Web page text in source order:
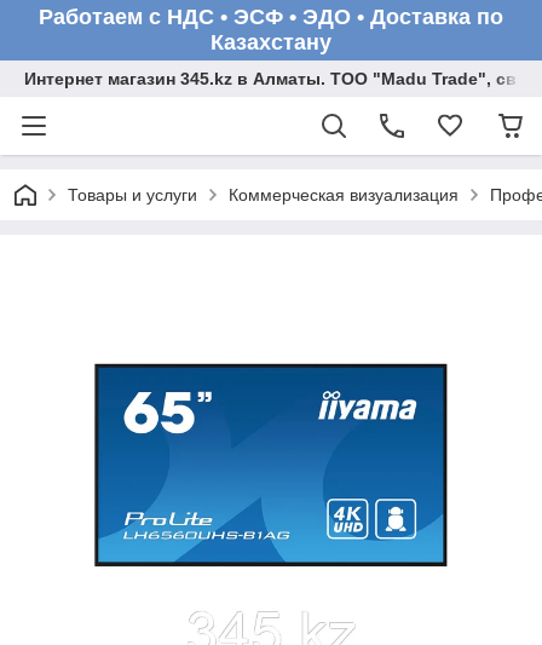
Работаем с НДС • ЭСФ • ЭДО • Доставка по
Казахстану
Интернет магазин 345.kz в Алматы. ТОО "Madu Trade",
Товары и услуги Коммерческая визуализация